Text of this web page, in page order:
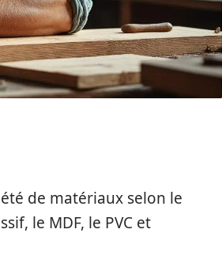
de matériaux selon le
le MDF, le PVC et